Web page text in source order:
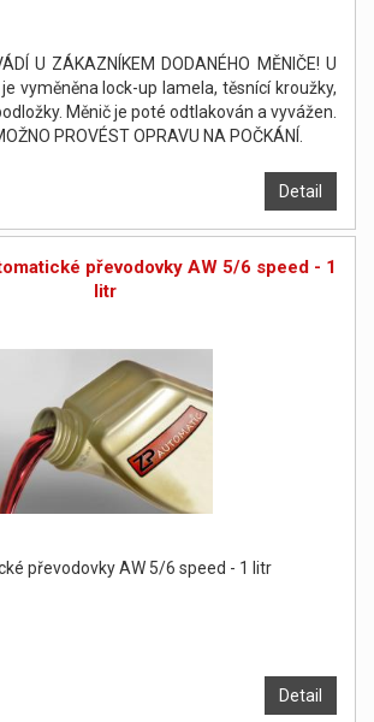
U ZÁKAZNÍKEM DODANÉHO MĚNIČE! U
vyměněna lock-up lamela, těsnící kroužky,
Měnič je poté odtlakován a vyvážen.
PROVÉST OPRAVU NA POČKÁNÍ.
Detail
převodovky AW 5/6 speed - 1
litr
převodovky AW 5/6 speed - 1 litr
Detail